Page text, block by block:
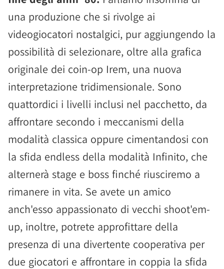
una produzione che si rivolge ai
videogiocatori nostalgici, pur aggiungendo la
possibilità di selezionare, oltre alla grafica
originale dei coin-op Irem, una nuova
interpretazione tridimensionale. Sono
quattordici i livelli inclusi nel pacchetto, da
affrontare secondo i meccanismi della
modalità classica oppure cimentandosi con
la sfida endless della modalità Infinito, che
alternerà stage e boss finché riusciremo a
rimanere in vita. Se avete un amico
anch'esso appassionato di vecchi shoot'em-
up, inoltre, potrete approfittare della
presenza di una divertente cooperativa per
due giocatori e affrontare in coppia la sfida